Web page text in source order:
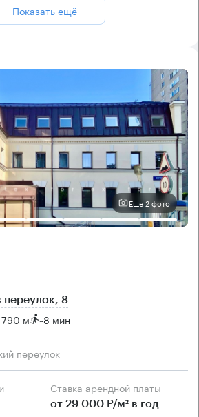
Показать ещё
Еще 2 фото
переулок, 8
м ~8 мин
переулок
Ставка арендной платы
от 29 000 Р/м² в год